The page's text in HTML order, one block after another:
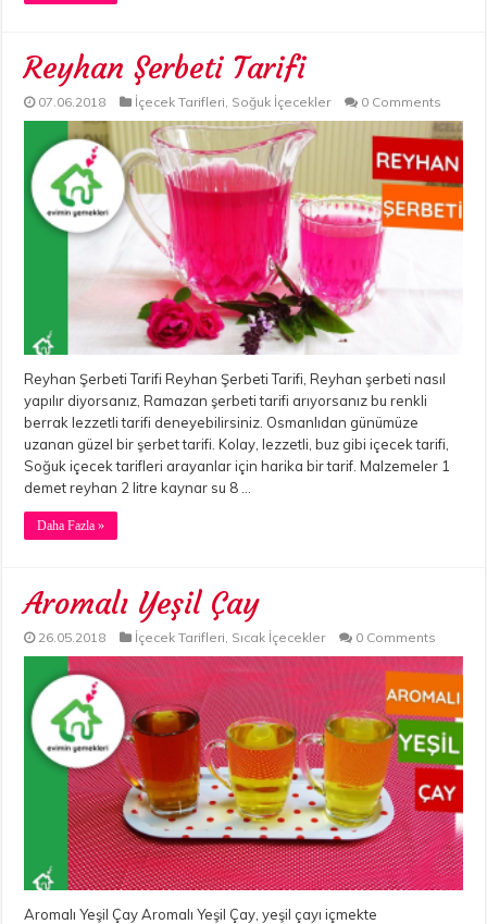
Reyhan Şerbeti Tarifi
07.06.2018 İçecek Tarifleri, Soğuk İçecekler 0 Comments
Reyhan Şerbeti Tarifi Reyhan Şerbeti Tarifi, Reyhan şerbeti nasıl
yapılır diyorsanız, Ramazan şerbeti tarifi arıyorsanız bu renkli
berrak lezzetli tarifi deneyebilirsiniz. Osmanlıdan günümüze
uzanan güzel bir şerbet tarifi. Kolay, lezzetli, buz gibi içecek tarifi,
Soğuk içecek tarifleri arayanlar için harika bir tarif. Malzemeler 1
demet reyhan 2 litre kaynar su 8 …
Daha Fazla »
Aromalı Yeşil Çay
26.05.2018 İçecek Tarifleri, Sıcak İçecekler 0 Comments
Aromalı Yeşil Çay Aromalı Yeşil Çay, yeşil çayı içmekte